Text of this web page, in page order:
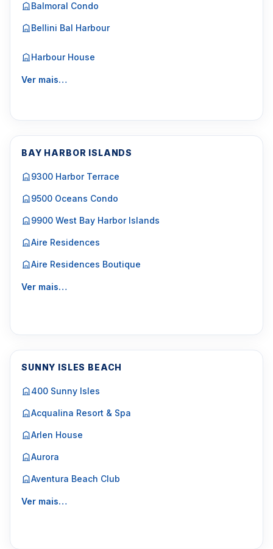
Balmoral Condo
Bellini Bal Harbour
Harbour House
Ver mais…
BAY HARBOR ISLANDS
9300 Harbor Terrace
9500 Oceans Condo
9900 West Bay Harbor Islands
Aire Residences
Aire Residences Boutique
Ver mais…
SUNNY ISLES BEACH
400 Sunny Isles
Acqualina Resort & Spa
Arlen House
Aurora
Aventura Beach Club
Ver mais…